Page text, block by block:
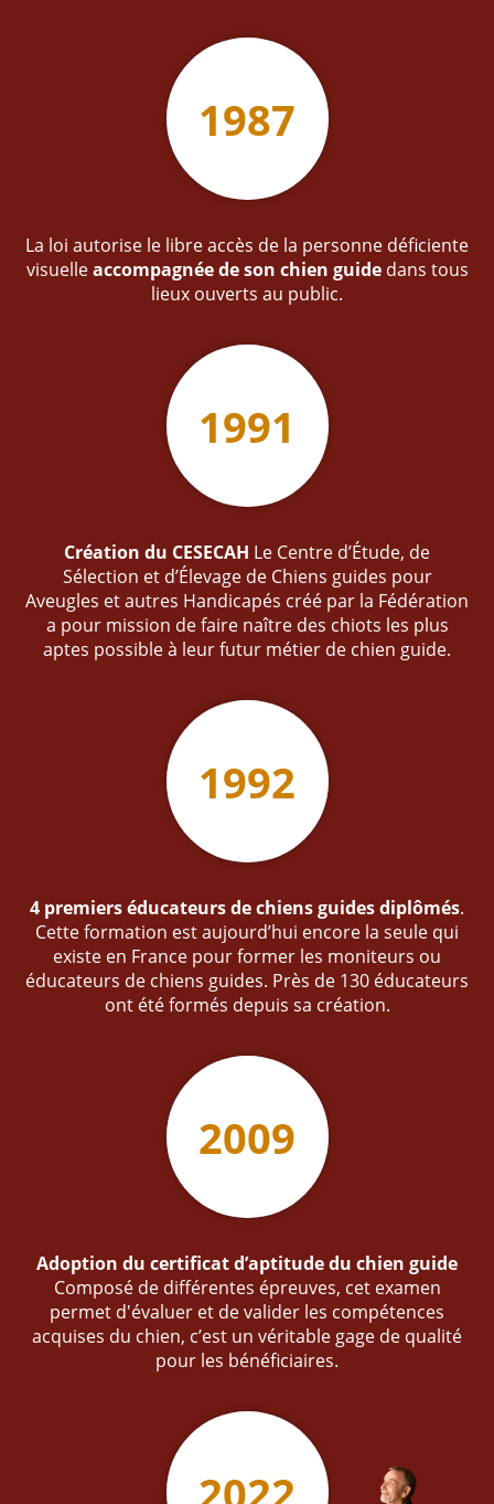
1987
La loi autorise le libre accès de la personne déficiente
visuelleaccompagnée de son chien guide dans tous
lieux ouverts au public.
1991
Création du CESECAH Le Centre d’Étude, de
Sélection et d’Élevage de Chiens guides pour
Aveugles et autres Handicapés créé par la Fédération
a pour mission de faire naître des chiots les plus
aptes possible à leur futur métier de chien guide.
1992
4 premiers éducateurs de chiens guides diplômés.
Cette formation est aujourd’hui encore la seule qui
existe en France pour former les moniteurs ou
éducateurs de chiens guides. Près de 130 éducateurs
ont été formés depuis sa création.
2009
Adoption du certificat d’aptitude du chien guide
Composé de différentes épreuves, cet examen
permet d'évaluer et de valider les compétences
acquises du chien, c’est un véritable gage de qualité
pour les bénéficiaires.
2022